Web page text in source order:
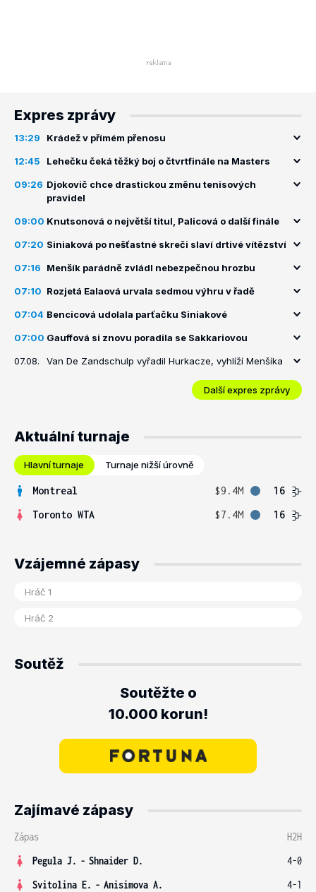
Expres zprávy
13:29 Krádež v přímém přenosu
12:45 Lehečku čeká těžký boj o čtvrtfinále na Masters
09:26 Djokovič chce drastickou změnu tenisových
pravidel
09:00 Knutsonová o největší titul, Palicová o další finále
07:20 Siniaková po nešťastné skreči slaví drtivé vítězství
07:16 Menšík parádně zvládl nebezpečnou hrozbu
07:10 Rozjetá Ealaová urvala sedmou výhru v řadě
07:04 Bencicová udolala parťačku Siniakové
07:00 Gauffová si znovu poradila se Sakkariovou
07.08. Van De Zandschulp vyřadil Hurkacze, vyhlíží Menšíka
Další expres zprávy
Aktuální turnaje
Hlavní turnaje Turnaje nižší úrovně
Montreal $9.4M
16
Toronto WTA
$7.4M 16
Vzájemné zápasy
Soutěž
Soutěžte o
10.000 korun!
Zajímavé zápasy
Zápas
H2H
Pegula J. - Shnaider D.
4-0
Svitolina E. - Anisimova A.
4-1